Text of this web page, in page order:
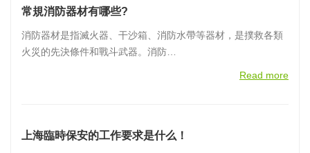
常規消防器材有哪些?
消防器材是指滅火器、干沙箱、消防水帶等器材，是撲救各類
火災的先決條件和戰斗武器。消防…
Read more
上海臨時保安的工作要求是什么！